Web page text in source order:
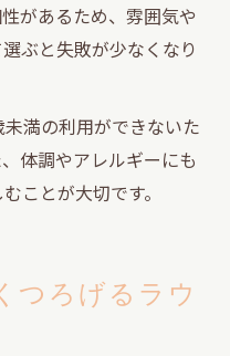
があるため、雰囲気や
ぶと失敗が少なくなり
満の利用ができないた
体調やアレルギーにも
ことが大切です。
つろげるラウ